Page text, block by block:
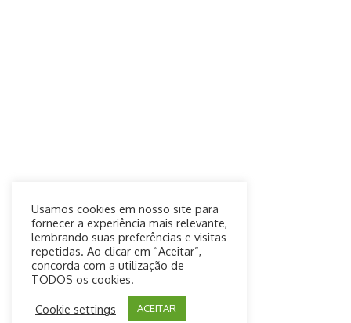
Usamos cookies em nosso site para
fornecer a experiência mais relevante,
lembrando suas preferências e visitas
repetidas. Ao clicar em “Aceitar”,
concorda com a utilização de
TODOS os cookies.
Cookie settings ACEITAR